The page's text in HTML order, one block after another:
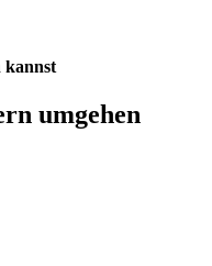
kannst
umgehen